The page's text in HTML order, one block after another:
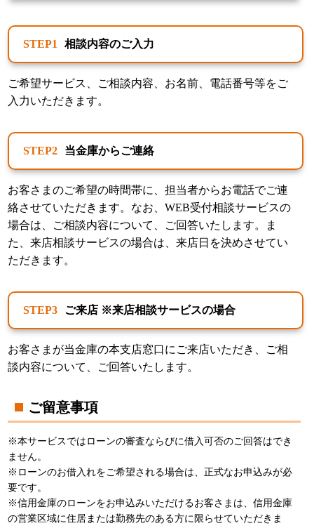
STEP1 相談内容のご入力
ご希望サービス、ご相談内容、お名前、電話番号等をご
入力いただきます。
STEP2 当金庫からご連絡
お客さまのご希望の時間帯に、担当者からお電話でご連
絡させていただきます。なお、WEB受付相談サービスの
場合は、ご相談内容について、ご回答いたします。ま
た、来店相談サービスの場合は、来店日を決めさせてい
ただきます。
STEP3 ご来店 ※来店相談サービスの場合
お客さまが当金庫の本支店窓口にご来店いただき、ご相
談内容について、ご回答いたします。
ご留意事項
※本サービスではローンの審査ならびに借入可否のご回答はでき
ません。
※ローンのお借入れをご希望される場合は、正式なお申込みが必
要です。
※信用金庫のローンをお申込みいただけるお客さまは、信用金庫
の営業区域に住居または勤務先のある方に限らせていただきま